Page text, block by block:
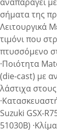
σήματα της
Λειτουργικά
τιμόνι που
πτυσσόμενο
·Ποιότητα
(die-cast) με
λάστιχα
Suzuki GSX-
51030B)